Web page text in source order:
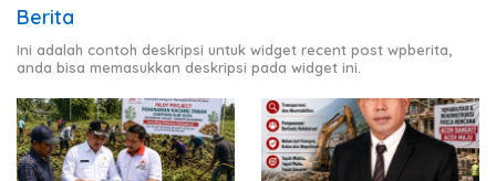
Berita
Ini adalah contoh deskripsi untuk widget recent post wpberita,
anda bisa memasukkan deskripsi pada widget ini.